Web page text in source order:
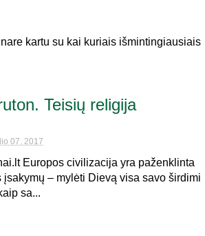
kartu su kai kuriais išmintingiausiais
Teisių religija
07, 2017
Europos civilizacija yra paženklinta
įsakymų – mylėti Dievą visa savo širdimi
sa...